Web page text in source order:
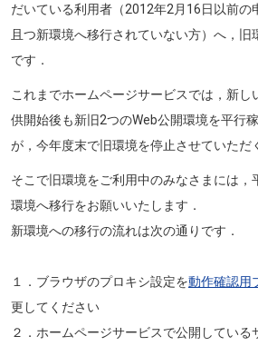
だいている利用者（2012年2月16日以前の
且つ新環境へ移行されていない方）へ，
です．
これまでホームページサービスでは，新し
供開始後も新旧2つのWeb公開環境を平行
が，今年度末で旧環境を停止させていただ
そこで旧環境をご利用中のみなさまには，
環境へ移行をお願いいたします．
新環境への移行の流れは次の通りです．
１．ブラウザのプロキシ設定を動作確認用
更してください
２．ホームページサービスで公開してい